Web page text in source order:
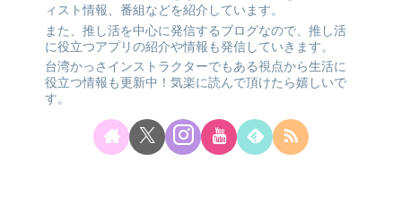
ィスト情報、番組などを紹介しています。
また、推し活を中心に発信するブログなので、推し活
に役立つアプリの紹介や情報も発信していきます。
台湾かっさインストラクターでもある視点から生活に
役立つ情報も更新中！気楽に読んで頂けたら嬉しいで
す。